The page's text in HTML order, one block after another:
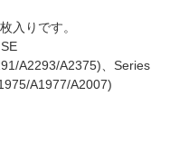
入りです。
A2293/A2375)、Series
A1977/A2007)